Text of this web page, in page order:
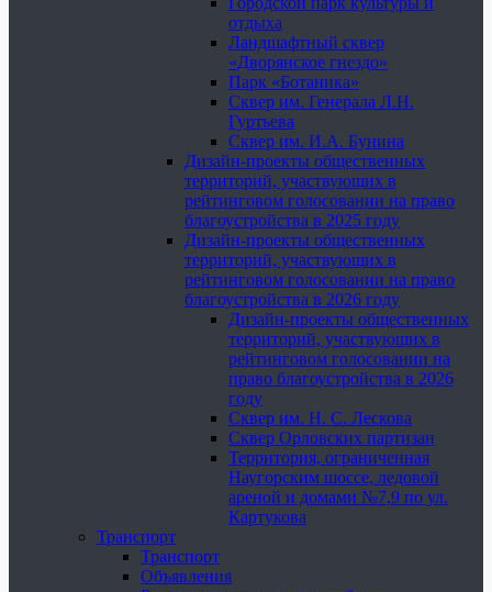
отдыха
Ландшафтный сквер
«Дворянское гнездо»
Парк «Ботаника»
Сквер им. Генерала Л.Н.
Гуртьева
Сквер им. И.А. Бунина
Дизайн-проекты общественных
территорий, участвующих в
рейтинговом голосовании на право
благоустройства в 2025 году
Дизайн-проекты общественных
территорий, участвующих в
рейтинговом голосовании на право
благоустройства в 2026 году
Дизайн-проекты общественных
территорий, участвующих в
рейтинговом голосовании на
право благоустройства в 2026
году
Сквер им. Н. С. Лескова
Сквер Орловских партизан
Территория, ограниченная
Наугорским шоссе, ледовой
ареной и домами №7,9 по ул.
Картукова
Транспорт
Транспорт
Объявления